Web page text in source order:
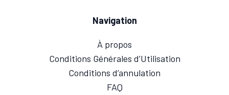
Navigation
À propos
Conditions Générales d’Utilisation
Conditions d’annulation
FAQ